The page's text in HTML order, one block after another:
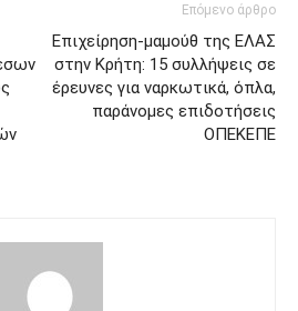
Επόμενο άρθρο
Επιχείρηση-μαμούθ της ΕΛΑΣ
στην Κρήτη: 15 συλλήψεις σε
έρευνες για ναρκωτικά, όπλα,
παράνομες επιδοτήσεις
ΟΠΕΚΕΠΕ